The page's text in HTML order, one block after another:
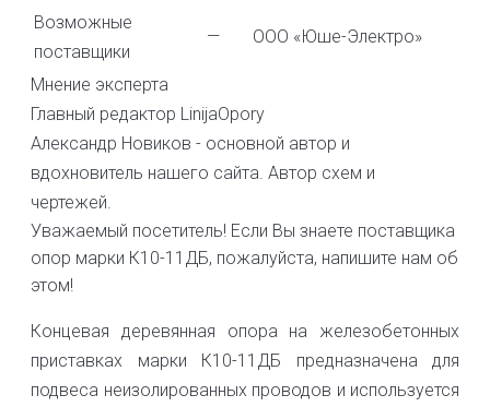
Возможные
поставщики
— ООО «Юше-Электро»
Мнение эксперта
Главный редактор LinijaOpory
Александр Новиков - основной автор и
вдохновитель нашего сайта. Автор схем и
чертежей.
Уважаемый посетитель! Если Вы знаете поставщика
опор марки К10-11ДБ, пожалуйста, напишите нам об
этом!
Концевая деревянная опора на железобетонных
приставках марки К10-11ДБ предназначена для
подвеса неизолированных проводов и используется